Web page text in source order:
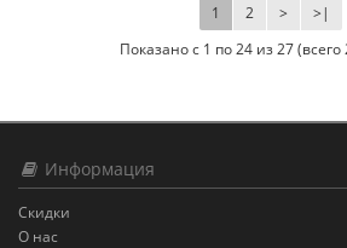
1 2 > >|
Показано с 1 по 24 из 27 (всего
Информация
Скидки
О нас